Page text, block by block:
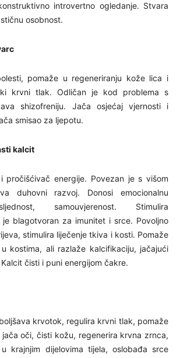
introvertno ogledanje. Stvara
osobnost.
pomaže u regeneriranju kože lica i
krvni tlak. Odličan je kod problema s
shizofreniju. Jača osjećaj vjernosti i
smisao za ljepotu.
kalcit
pročišćivač energije. Povezan je s višom
duhovni razvoj. Donosi emocionalnu
samouvjerenost. Stimulira
je blagotvoran za imunitet i srce. Povoljno
stimulira liječenje tkiva i kosti. Pomaže
kostima, ali razlaže kalcifikaciju, jačajući
čisti i puni energijom čakre.
krvotok, regulira krvni tlak, pomaže
oči, čisti kožu, regenerira krvna zrnca,
krajnjim dijelovima tijela, oslobađa srce